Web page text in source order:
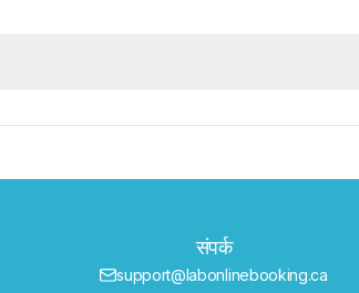
संपर्क
support@labonlinebooking.ca